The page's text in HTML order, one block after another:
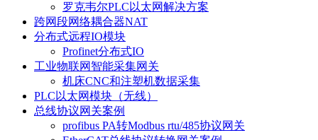
罗克韦尔PLC以太网解决方案
跨网段网络耦合器NAT
分布式远程IO模块
Profinet分布式IO
工业物联网智能采集网关
机床CNC和注塑机数据采集
PLC以太网模块（无线）
总线协议网关案例
profibus PA转Modbus rtu/485协议网关